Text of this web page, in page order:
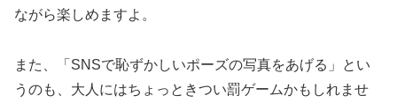
ながら楽しめますよ。
また、「SNSで恥ずかしいポーズの写真をあげる」とい
うのも、大人にはちょっときつい罰ゲームかもしれませ